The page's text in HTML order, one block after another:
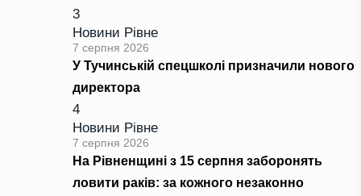
3
Новини Рівне
7 серпня 2026
У Тучинській спецшколі призначили нового
директора
4
Новини Рівне
7 серпня 2026
На Рівненщині з 15 серпня заборонять
ловити раків: за кожного незаконно